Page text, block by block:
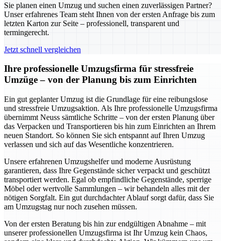
Sie planen einen Umzug und suchen einen zuverlässigen Partner?
Unser erfahrenes Team steht Ihnen von der ersten Anfrage bis zum
letzten Karton zur Seite – professionell, transparent und
termingerecht.
Jetzt schnell vergleichen
Ihre professionelle Umzugsfirma für stressfreie
Umzüge – von der Planung bis zum Einrichten
Ein gut geplanter Umzug ist die Grundlage für eine reibungslose
und stressfreie Umzugsaktion. Als Ihre professionelle Umzugsfirma
übernimmt Neuss sämtliche Schritte – von der ersten Planung über
das Verpacken und Transportieren bis hin zum Einrichten an Ihrem
neuen Standort. So können Sie sich entspannt auf Ihren Umzug
verlassen und sich auf das Wesentliche konzentrieren.
Unsere erfahrenen Umzugshelfer und moderne Ausrüstung
garantieren, dass Ihre Gegenstände sicher verpackt und geschützt
transportiert werden. Egal ob empfindliche Gegenstände, sperrige
Möbel oder wertvolle Sammlungen – wir behandeln alles mit der
nötigen Sorgfalt. Ein gut durchdachter Ablauf sorgt dafür, dass Sie
am Umzugstag nur noch zusehen müssen.
Von der ersten Beratung bis hin zur endgültigen Abnahme – mit
unserer professionellen Umzugsfirma ist Ihr Umzug kein Chaos,